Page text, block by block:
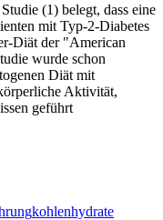
(1) belegt, dass eine
mit Typ-2-Diabetes
Diät der "American
wurde schon
Diät mit
Aktivität,
geführt
kohlenhydrate